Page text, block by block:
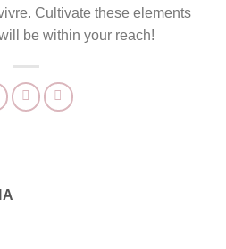
Cultivate these elements
be within your reach!